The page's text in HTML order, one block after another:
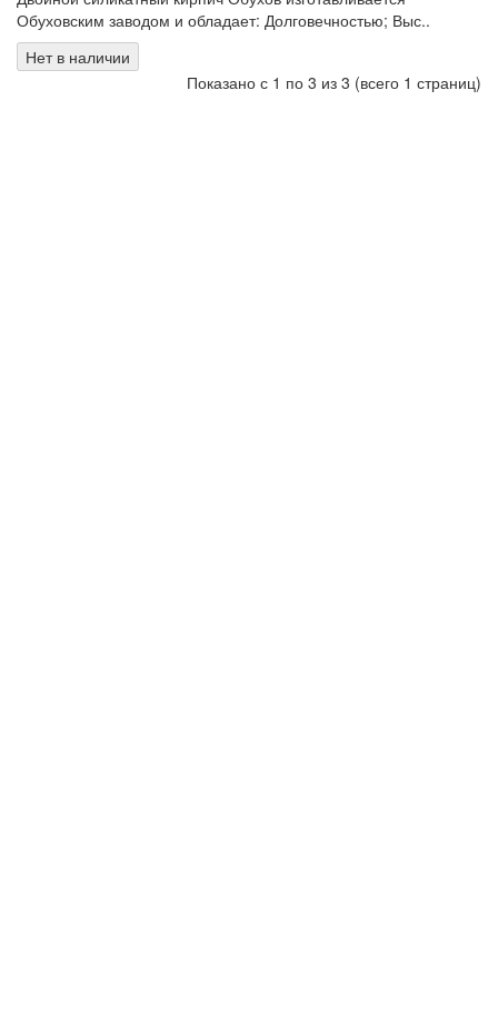
Обуховским заводом и обладает: Долговечностью; Выс..
Нет в наличии
Показано с 1 по 3 из 3 (всего 1 страниц)